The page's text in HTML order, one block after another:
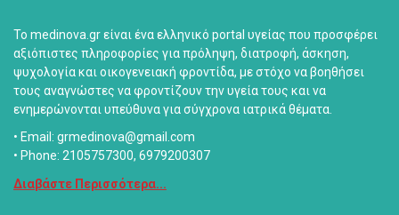
Το medinova.gr είναι ένα ελληνικό portal υγείας που προσφέρει
αξιόπιστες πληροφορίες για πρόληψη, διατροφή, άσκηση,
ψυχολογία και οικογενειακή φροντίδα, με στόχο να βοηθήσει
τους αναγνώστες να φροντίζουν την υγεία τους και να
ενημερώνονται υπεύθυνα για σύγχρονα ιατρικά θέματα.
• Email: grmedinova@gmail.com
• Phone: 2105757300, 6979200307
Διαβάστε Περισσότερα...